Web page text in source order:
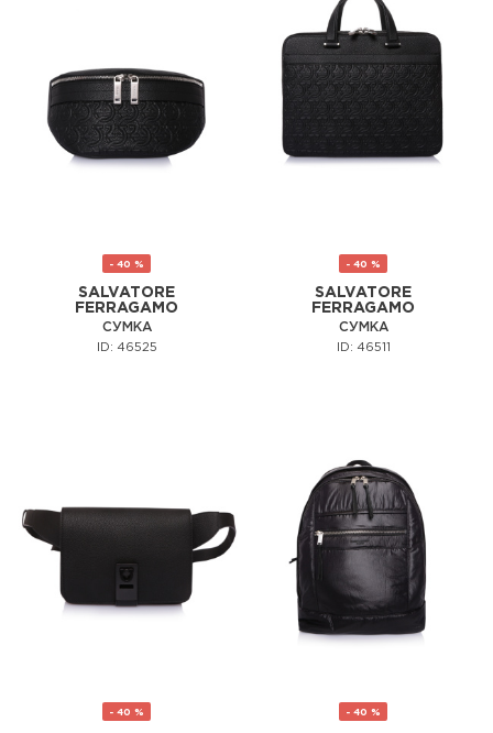
- 40 %
SALVATORE
FERRAGAMO
СУМКА
ID: 46525
- 40 %
SALVATORE
FERRAGAMO
СУМКА
ID: 46511
- 40 % - 40 %